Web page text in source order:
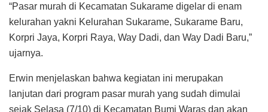
“Pasar murah di Kecamatan Sukarame digelar di enam
kelurahan yakni Kelurahan Sukarame, Sukarame Baru,
Korpri Jaya, Korpri Raya, Way Dadi, dan Way Dadi Baru,”
ujarnya.
Erwin menjelaskan bahwa kegiatan ini merupakan
lanjutan dari program pasar murah yang sudah dimulai
sejak Selasa (7/10) di Kecamatan Bumi Waras dan akan